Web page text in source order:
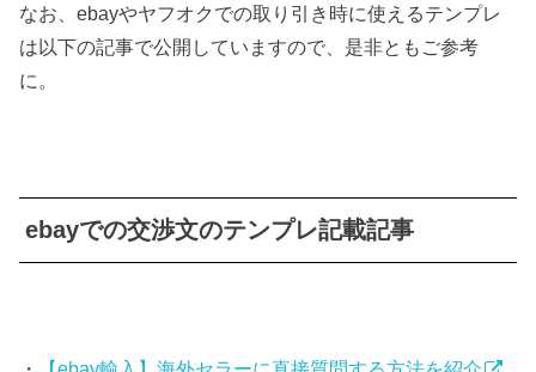
なお、ebayやヤフオクでの取り引き時に使えるテンプレ
は以下の記事で公開していますので、是非ともご参考
に。
ebayでの交渉文のテンプレ記載記事